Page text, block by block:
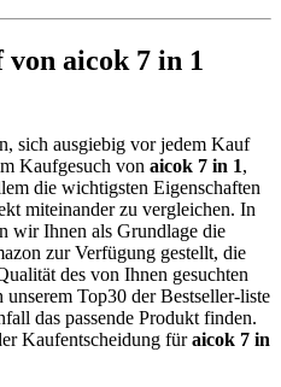
aicok 7 in 1
sich ausgiebig vor jedem Kauf
Kaufgesuch von aicok 7 in 1,
die wichtigsten Eigenschaften
miteinander zu vergleichen. In
wir Ihnen als Grundlage die
zur Verfügung gestellt, die
des von Ihnen gesuchten
unserem Top30 der Bestseller-liste
das passende Produkt finden.
Kaufentscheidung füraicok 7 in